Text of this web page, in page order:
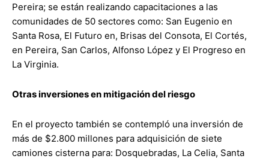
Pereira; se están realizando capacitaciones a las
comunidades de 50 sectores como: San Eugenio en
Santa Rosa, El Futuro en, Brisas del Consota, El Cortés,
en Pereira, San Carlos, Alfonso López y El Progreso en
La Virginia.
Otras inversiones en mitigación del riesgo
En el proyecto también se contempló una inversión de
más de $2.800 millones para adquisición de siete
camiones cisterna para: Dosquebradas, La Celia, Santa